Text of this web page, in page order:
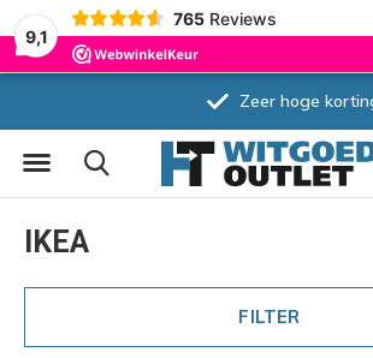
9,1
765 Reviews
Zeer hoge korting
IKEA
FILTER